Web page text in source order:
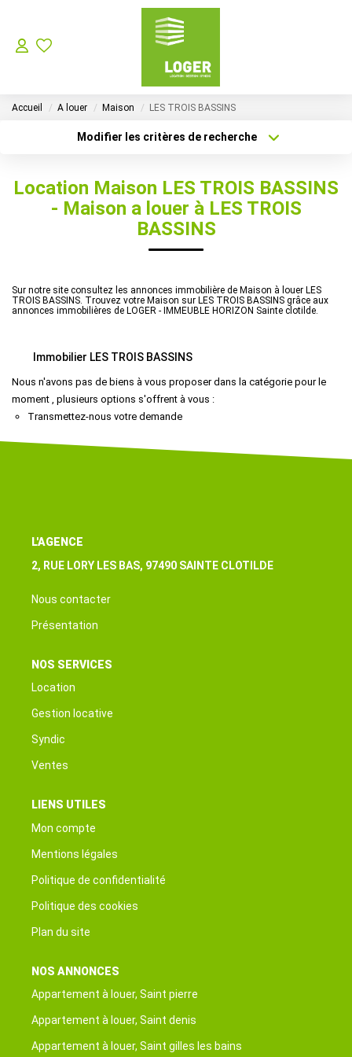
LOCATION
Choisir Son Syndic Sur L’ile De La Réunion
Les Missions D’un Syndic De Copropriété Sur L’ile De
VENTES
Qui Sommes-Nous ?
Nous Rejoindre
Accueil A louer Maison LES TROIS BASSINS
Modifier les critères de recherche
Surface min Budget max
Location Maison LES TROIS BASSINS
- Maison a louer à LES TROIS
BASSINS
Sur notre site consultez les annonces immobilière de Maison à louer LES
TROIS BASSINS. Trouvez votre Maison sur LES TROIS BASSINS grâce aux
annonces immobilières de LOGER - IMMEUBLE HORIZON Sainte clotilde.
Immobilier LES TROIS BASSINS
Nous n'avons pas de biens à vous proposer dans la catégorie pour le
moment , plusieurs options s'offrent à vous :
Transmettez-nous votre demande
L'AGENCE
2, RUE LORY LES BAS, 97490 SAINTE CLOTILDE
Nous contacter
Présentation
NOS SERVICES
Location
Gestion locative
Syndic
Ventes
LIENS UTILES
Mon compte
Mentions légales
Politique de confidentialité
Politique des cookies
Plan du site
NOS ANNONCES
Appartement à louer, Saint pierre
Appartement à louer, Saint denis
Appartement à louer, Saint gilles les bains